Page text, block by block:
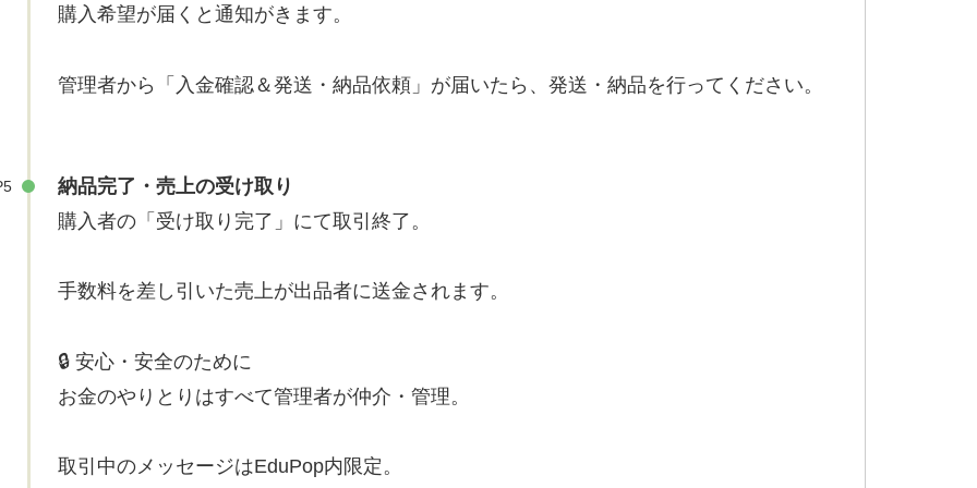
購入希望が届くと通知がきます。
管理者から「入金確認＆発送・納品依頼」が届いたら、発送・納品を行ってください。
納品完了・売上の受け取り
購入者の「受け取り完了」にて取引終了。
手数料を差し引いた売上が出品者に送金されます。
🔒 安心・安全のために
お金のやりとりはすべて管理者が仲介・管理。
取引中のメッセージはEduPop内限定。